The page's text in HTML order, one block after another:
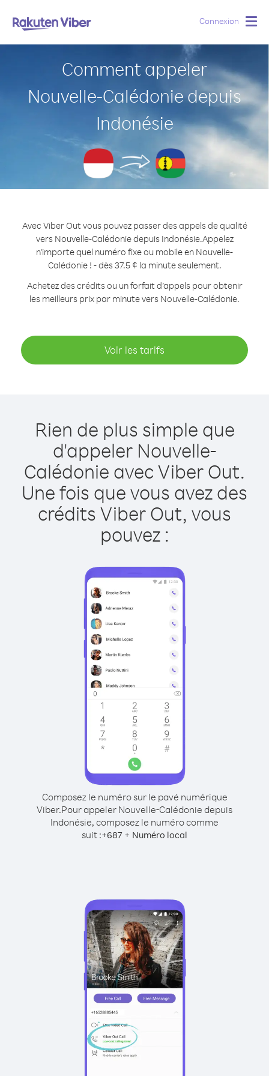
Connexion
Comment appeler
Nouvelle-Calédonie depuis
Indonésie
Avec Viber Out vous pouvez passer des appels de qualité
vers Nouvelle-Calédonie depuis Indonésie.Appelez
n'importe quel numéro fixe ou mobile en Nouvelle-
Calédonie ! - dès 37.5 ¢ la minute seulement.
Achetez des crédits ou un forfait d’appels pour obtenir
les meilleurs prix par minute vers Nouvelle-Calédonie.
Voir les tarifs
Rien de plus simple que
d'appeler Nouvelle-
Calédonie avec Viber Out.
Une fois que vous avez des
crédits Viber Out, vous
pouvez :
Composez le numéro sur le pavé numérique
Viber.Pour appeler Nouvelle-Calédonie depuis
Indonésie, composez le numéro comme
suit :+687 + Numéro local